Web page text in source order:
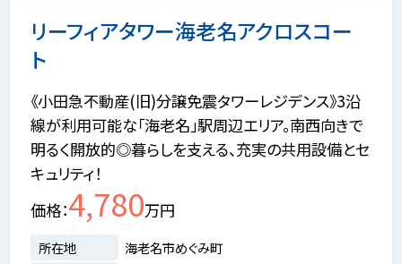
リーフィアタワー海老名アクロスコー
ト
《小田急不動産(旧)分譲免震タワーレジデンス》3沿
線が利用可能な「海老名」駅周辺エリア。南西向きで
明るく開放的◎暮らしを支える、充実の共用設備とセ
キュリティ！
価格 4,780万円
所在地
海老名市めぐみ町